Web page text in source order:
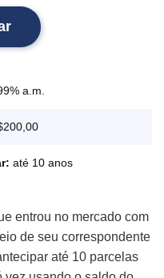
a.m.
até 10 anos
entrou no mercado com
de seu correspondente
até 10 parcelas